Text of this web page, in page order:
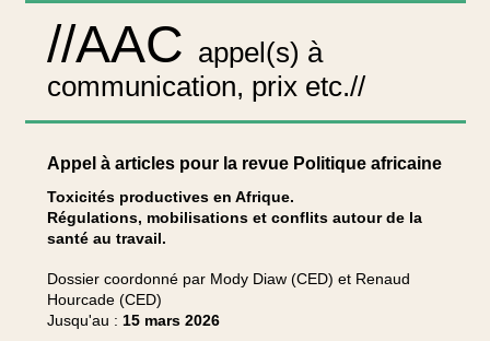
//AAC appel(s) à
communication, prix etc.//
Appel à articles pour la revue Politique africaine
Toxicités productives en Afrique.
Régulations, mobilisations et conflits autour de la
santé au travail.
Dossier coordonné par Mody Diaw (CED) et Renaud
Hourcade (CED)
Jusqu'au : 15 mars 2026